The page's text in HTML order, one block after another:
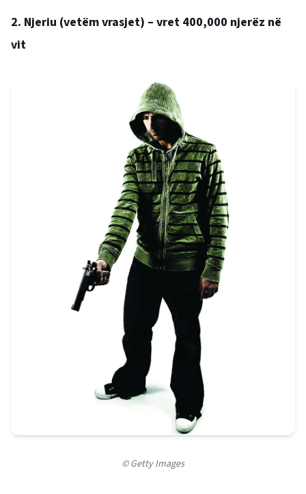
2. Njeriu (vetëm vrasjet) – vret 400,000 njerëz në
vit
© Getty Images